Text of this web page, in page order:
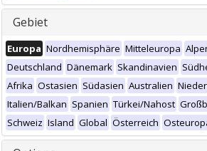
Gebiet
Europa Nordhemisphäre Mitteleuropa
Deutschland Dänemark Skandinavien
Afrika Ostasien Südasien Australien
Italien/Balkan Spanien Türkei/Nahost
Schweiz Island Global Österreich